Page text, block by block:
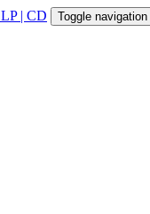
LP | CD Toggle navigation